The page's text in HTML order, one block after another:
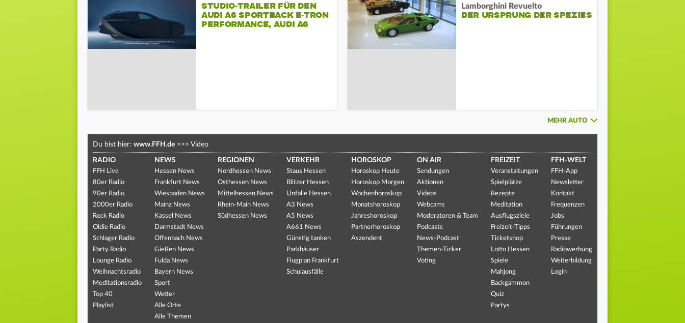
STUDIO-TRAILER FÜR DEN
AUDI A6 SPORTBACK E-TRON
PERFORMANCE, AUDI A6
Lamborghini Revuelto
DER URSPRUNG DER SPEZIES
MEHR AUTO
Du bist hier: www.FFH.de >>> Video
RADIO
FFH Live
80er Radio
90er Radio
2000er Radio
Rock Radio
Oldie Radio
Schlager Radio
Party Radio
Lounge Radio
Weihnachtsradio
Meditationsradio
Top 40
Playlist
NEWS
Hessen News
Frankfurt News
Wiesbaden News
Mainz News
Kassel News
Darmstadt News
Offenbach News
Gießen News
Fulda News
Bayern News
Sport
Wetter
Alle Orte
Alle Themen
REGIONEN
Nordhessen News
Osthessen News
Mittelhessen News
Rhein-Main News
Südhessen News
VERKEHR
Staus Hessen
Blitzer Hessen
Unfälle Hessen
A3 News
A5 News
A661 News
Günstig tanken
Parkhäuser
Flugplan Frankfurt
Schulausfälle
HOROSKOP
Horoskop Heute
Horoskop Morgen
Wochenhoroskop
Monatshoroskop
Jahreshoroskop
Partnerhoroskop
Aszendent
ON AIR
Sendungen
Aktionen
Videos
Webcams
Moderatoren & Team
Podcasts
News-Podcast
Themen-Ticker
Voting
FREIZEIT
Veranstaltungen
Spielplätze
Rezepte
Meditation
Ausflugsziele
Freizeit-Tipps
Ticketshop
Lotto Hessen
Spiele
Mahjong
Backgammon
Quiz
Partys
FFH-WELT
FFH-App
Newsletter
Kontakt
Frequenzen
Jobs
Führungen
Presse
Radiowerbung
Weiterbildung
Login